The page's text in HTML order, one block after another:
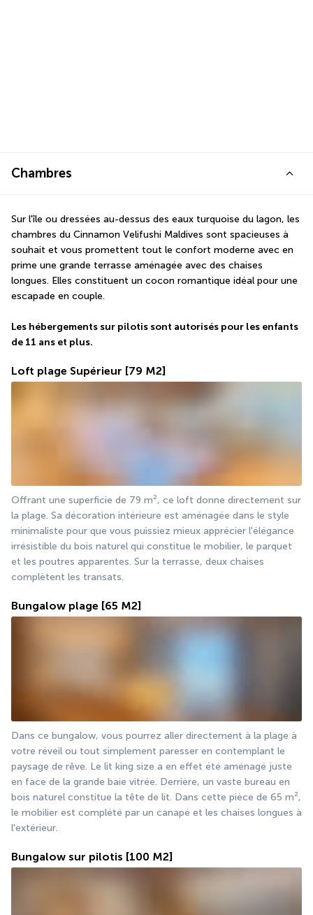
Chambres
Sur l'île ou dressées au-dessus des eaux turquoise du lagon, les
chambres du Cinnamon Velifushi Maldives sont spacieuses à
souhait et vous promettent tout le confort moderne avec en
prime une grande terrasse aménagée avec des chaises
longues. Elles constituent un cocon romantique idéal pour une
escapade en couple.
Les hébergements sur pilotis sont autorisés pour les enfants
de 11 ans et plus.
Loft plage Supérieur [79 M2]
Offrant une superficie de 79 m², ce loft donne directement sur
la plage. Sa décoration intérieure est aménagée dans le style
minimaliste pour que vous puissiez mieux apprécier l'élégance
irrésistible du bois naturel qui constitue le mobilier, le parquet
et les poutres apparentes. Sur la terrasse, deux chaises
complètent les transats.
Bungalow plage [65 M2]
Dans ce bungalow, vous pourrez aller directement à la plage à
votre réveil ou tout simplement paresser en contemplant le
paysage de rêve. Le lit king size a en effet été aménagé juste
en face de la grande baie vitrée. Derrière, un vaste bureau en
bois naturel constitue la tête de lit. Dans cette pièce de 65 m²,
le mobilier est complété par un canapé et les chaises longues à
l'extérieur.
Bungalow sur pilotis [100 M2]